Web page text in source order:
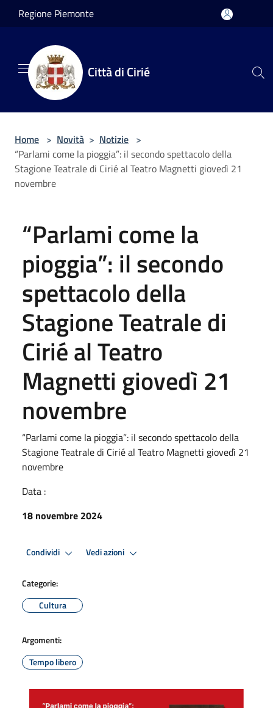
Salta al contenuto principale
Regione Piemonte
Città di Cirié
Home > Novità > Notizie >
“Parlami come la pioggia”: il secondo spettacolo della
Stagione Teatrale di Cirié al Teatro Magnetti giovedì 21
novembre
“Parlami come la
pioggia”: il secondo
spettacolo della
Stagione Teatrale di
Cirié al Teatro
Magnetti giovedì 21
novembre
“Parlami come la pioggia”: il secondo spettacolo della
Stagione Teatrale di Cirié al Teatro Magnetti giovedì 21
novembre
Data :
18 novembre 2024
Condividi Vedi azioni
Categorie:
Cultura
Argomenti:
Tempo libero